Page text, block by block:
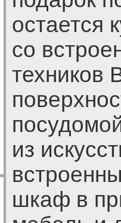
остается
со
техников
из
шкаф в